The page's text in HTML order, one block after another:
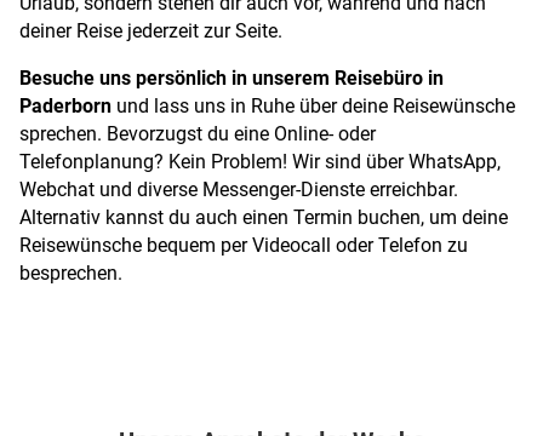
deiner Reise jederzeit zur Seite.
Besuche uns persönlich in unserem Reisebüro in
Paderborn und lass uns in Ruhe über deine Reisewünsche
sprechen. Bevorzugst du eine Online- oder
Telefonplanung? Kein Problem! Wir sind über WhatsApp,
Webchat und diverse Messenger-Dienste erreichbar.
Alternativ kannst du auch einen Termin buchen, um deine
Reisewünsche bequem per Videocall oder Telefon zu
besprechen.